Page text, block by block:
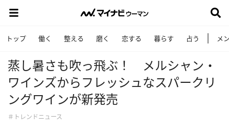
トップ 働く 整える 磨く 恋する 暮らす 占う メ
蒸し暑さも吹っ飛ぶ！ メルシャン・
ワインズからフレッシュなスパークリ
ングワインが新発売
＃トレンドニュース